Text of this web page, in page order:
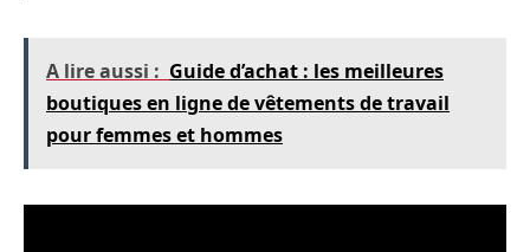
A lire aussi : Guide d’achat : les meilleures
boutiques en ligne de vêtements de travail
pour femmes et hommes